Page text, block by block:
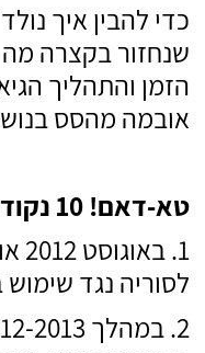
כדי להבין איך
שנחזור בקצרה
הזמן והתהליך
אובמה מהסס
טא-דאם! 10 נקודות זמן רלוונטיות:
לסוריה נגד